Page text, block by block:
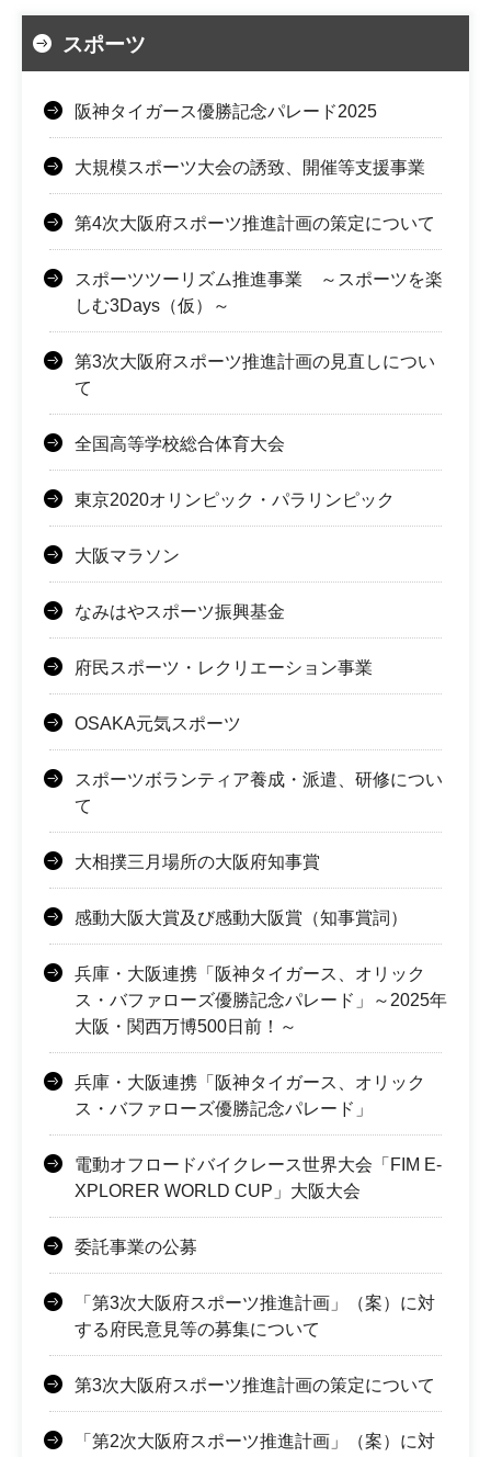
スポーツ
阪神タイガース優勝記念パレード2025
大規模スポーツ大会の誘致、開催等支援事業
第4次大阪府スポーツ推進計画の策定について
スポーツツーリズム推進事業 ～スポーツを楽
しむ3Days（仮）～
第3次大阪府スポーツ推進計画の見直しについ
て
全国高等学校総合体育大会
東京2020オリンピック・パラリンピック
大阪マラソン
なみはやスポーツ振興基金
府民スポーツ・レクリエーション事業
OSAKA元気スポーツ
スポーツボランティア養成・派遣、研修につい
て
大相撲三月場所の大阪府知事賞
感動大阪大賞及び感動大阪賞（知事賞詞）
兵庫・大阪連携「阪神タイガース、オリック
ス・バファローズ優勝記念パレード」～2025年
大阪・関西万博500日前！～
兵庫・大阪連携「阪神タイガース、オリック
ス・バファローズ優勝記念パレード」
電動オフロードバイクレース世界大会「FIM E-
XPLORER WORLD CUP」大阪大会
委託事業の公募
「第3次大阪府スポーツ推進計画」（案）に対
する府民意見等の募集について
第3次大阪府スポーツ推進計画の策定について
「第2次大阪府スポーツ推進計画」（案）に対